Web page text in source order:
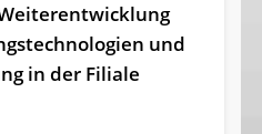
und
in der Filiale